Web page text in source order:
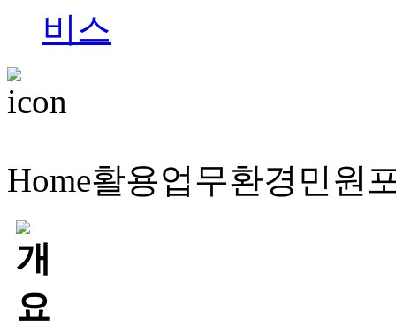
Home활용업무환경민원